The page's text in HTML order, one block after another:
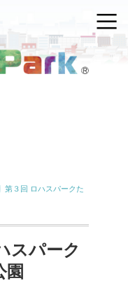
第３回 ロハスパークた
スパーク
園